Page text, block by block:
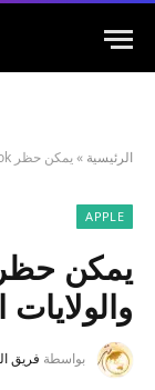
الرئيسية »يمكن حظر TikTok في أوروبا والولايات المتحدة أيضًا
APPLE
بواسطة فريق